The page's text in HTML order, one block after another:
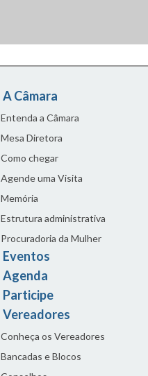
A Câmara
Entenda a Câmara
Mesa Diretora
Como chegar
Agende uma Visita
Memória
Estrutura administrativa
Procuradoria da Mulher
Eventos
Agenda
Participe
Vereadores
Conheça os Vereadores
Bancadas e Blocos